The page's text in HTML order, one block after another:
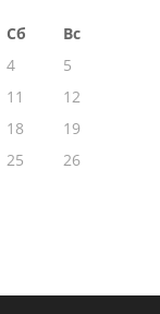
Сб
Вс
4
5
11
12
18
19
25
26